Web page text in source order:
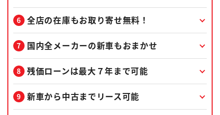
全店の在庫もお取り寄せ無料！
国内全メーカーの新車もおまかせ
残価ローンは最大７年まで可能
新車から中古までリース可能